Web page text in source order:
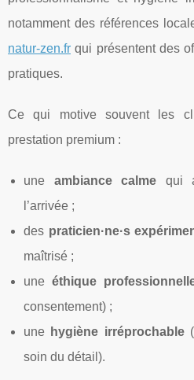
notamment des références
natur-zen.fr qui présentent des
pratiques.
Ce qui motive souvent les
prestation premium :
une ambiance calme qui
l’arrivée ;
des praticien·ne·s
maîtrisé ;
uneéthique
consentement) ;
une hygiène irréprochable
soin du détail).